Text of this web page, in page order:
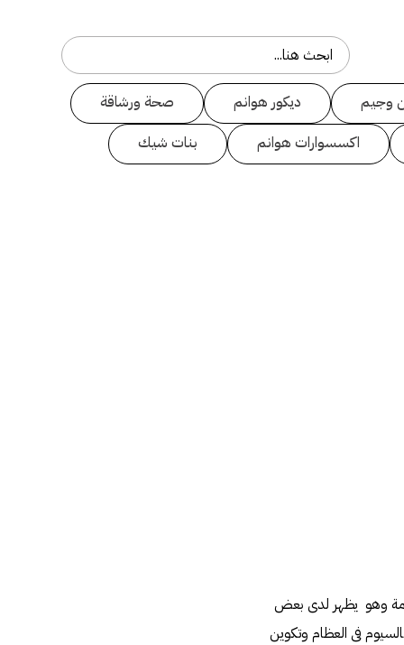
وجيم ديكور هوانم
صحة ورشاقة
اكسسوارات هوانم
بنات شيك
وهو يظهر لدى بعض
فى العظام وتكوين